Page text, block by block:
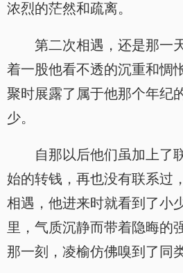
浓烈的茫然和疏离。
第二次相遇，还是那一
着一股他看不透的沉重和惆
聚时展露了属于他那个年纪
少。
自那以后他们虽加上了
始的转钱，再也没有联系过
相遇，他进来时就看到了小
里，气质沉静而带着隐晦的
那一刻，凌榆仿佛嗅到了同